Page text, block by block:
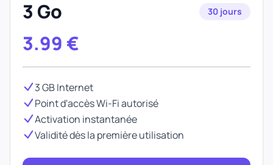
3 Go 30 jours
3.99 €
3 GB Internet
Point d'accès Wi-Fi autorisé
Activation instantanée
Validité dès la première utilisation